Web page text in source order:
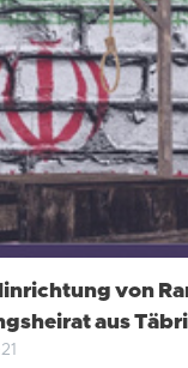
von
aus